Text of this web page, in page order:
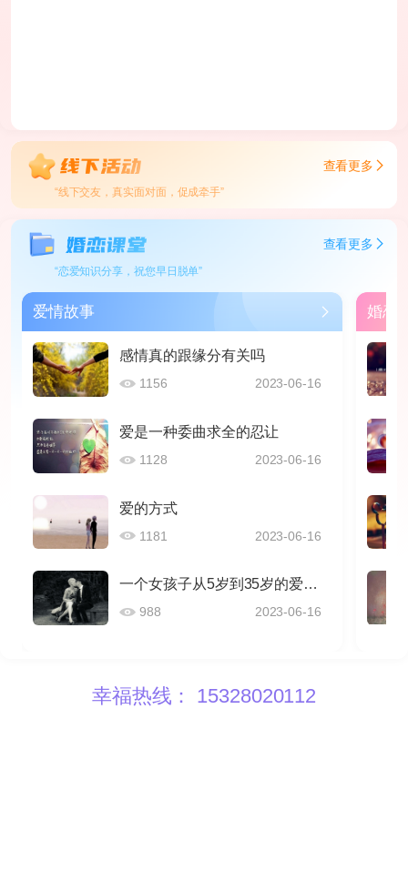
查看更多
“线下交友，真实面对面，促成牵手”
查看更多
“恋爱知识分享，祝您早日脱单”
爱情故事
感情真的跟缘分有关吗
1156 2023-06-16
爱是一种委曲求全的忍让
1128 2023-06-16
爱的方式
1181 2023-06-16
一个女孩子从5岁到35岁的爱情感悟
988 2023-06-16
婚恋
幸福热线： 15328020112